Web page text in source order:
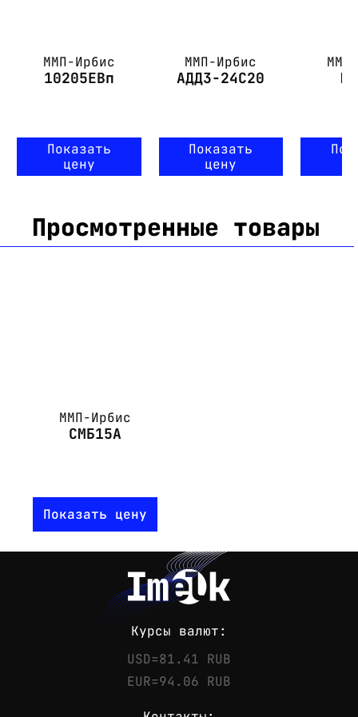
ММП-Ирбис
10205ЕВп
Показать
цену
ММП-Ирбис
АДД3-24С20
Показать
цену
Просмотренные товары
ММП-Ирбис
СМБ15А
Показать цену
Курсы валют:
USD=81.41 RUB
EUR=94.06 RUB